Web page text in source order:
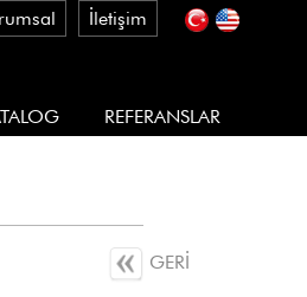
İletişim
REFERANSLAR
GERİ